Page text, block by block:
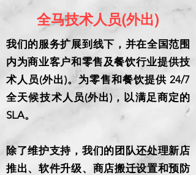
全马技术人员(外出)
我们的服务扩展到线下，并在全国范围
内为商业客户和零售及餐饮行业提供​技
术人员(外出)。为零售和餐饮提供 24/7
全天候​技术人员(外出)，以满足商定的
SLA。
除了维护支持，我们的团队还处理新店
推出、软件升级、商店搬迁设置和预防